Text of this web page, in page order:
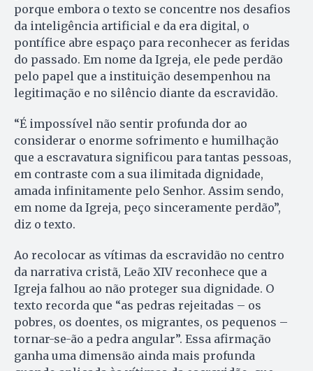
porque embora o texto se concentre nos desafios
da inteligência artificial e da era digital, o
pontífice abre espaço para reconhecer as feridas
do passado. Em nome da Igreja, ele pede perdão
pelo papel que a instituição desempenhou na
legitimação e no silêncio diante da escravidão.
“É impossível não sentir profunda dor ao
considerar o enorme sofrimento e humilhação
que a escravatura significou para tantas pessoas,
em contraste com a sua ilimitada dignidade,
amada infinitamente pelo Senhor. Assim sendo,
em nome da Igreja, peço sinceramente perdão”,
diz o texto.
Ao recolocar as vítimas da escravidão no centro
da narrativa cristã, Leão XIV reconhece que a
Igreja falhou ao não proteger sua dignidade. O
texto recorda que “as pedras rejeitadas – os
pobres, os doentes, os migrantes, os pequenos –
tornar-se-ão a pedra angular”. Essa afirmação
ganha uma dimensão ainda mais profunda